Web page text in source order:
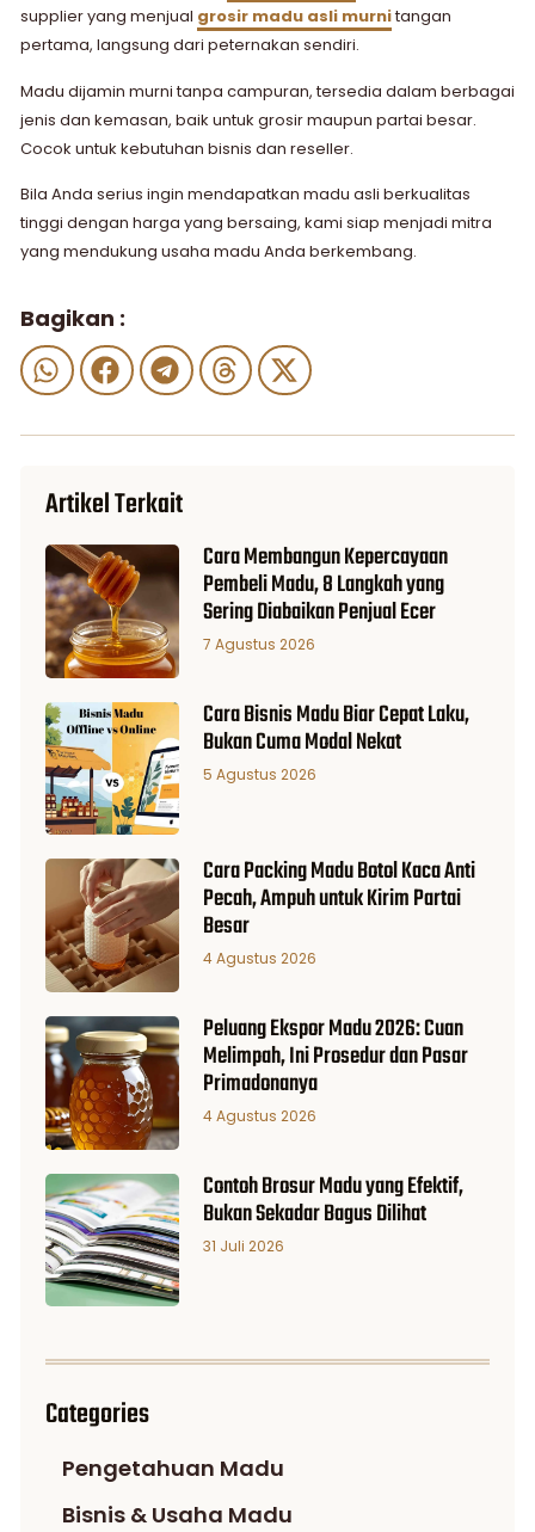
supplier yang menjual grosir madu asli murnitangan
pertama, langsung dari peternakan sendiri.
Madu dijamin murni tanpa campuran, tersedia dalam berbagai
jenis dan kemasan, baik untuk grosir maupun partai besar.
Cocok untuk kebutuhan bisnis dan reseller.
Bila Anda serius ingin mendapatkan madu asli berkualitas
tinggi dengan harga yang bersaing, kami siap menjadi mitra
yang mendukung usaha madu Anda berkembang.
Bagikan :
Artikel Terkait
Cara Membangun Kepercayaan
Pembeli Madu, 8 Langkah yang
Sering Diabaikan Penjual Ecer
7 Agustus 2026
Cara Bisnis Madu Biar Cepat Laku,
Bukan Cuma Modal Nekat
5 Agustus 2026
Cara Packing Madu Botol Kaca Anti
Pecah, Ampuh untuk Kirim Partai
Besar
4 Agustus 2026
Peluang Ekspor Madu 2026: Cuan
Melimpah, Ini Prosedur dan Pasar
Primadonanya
4 Agustus 2026
Contoh Brosur Madu yang Efektif,
Bukan Sekadar Bagus Dilihat
31 Juli 2026
Categories
Pengetahuan Madu
Bisnis & Usaha Madu